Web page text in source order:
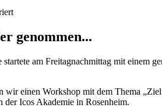
genommen...
am Freitagnachmittag mit einem
wir einen Workshop mit dem Thema
Icos Akademie in Rosenheim.